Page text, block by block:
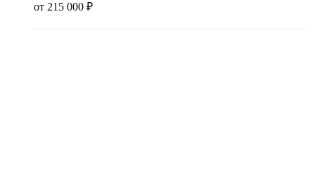
от 215 000 ₽